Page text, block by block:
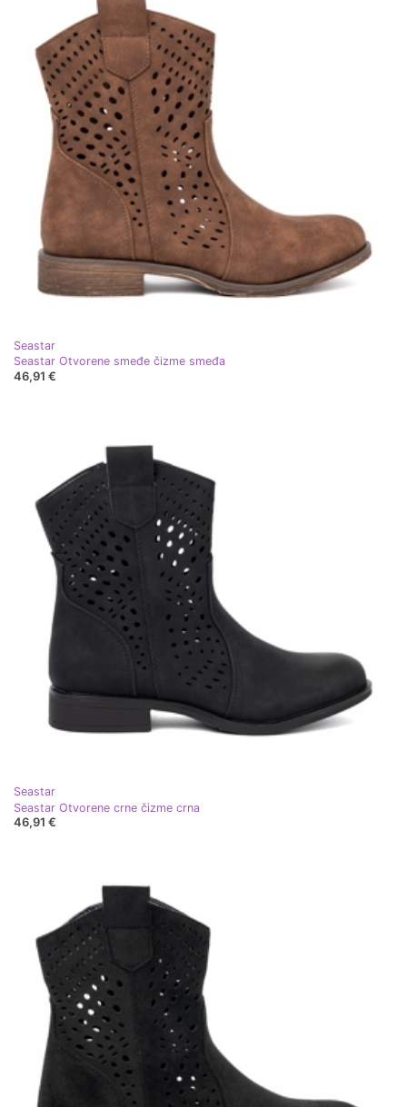
Seastar
Seastar Otvorene smeđe čizme smeđa
46,91 €
Seastar
Seastar Otvorene crne čizme crna
46,91 €